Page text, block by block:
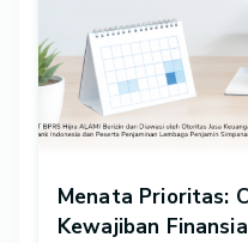
Menata Prioritas:
Kewajiban